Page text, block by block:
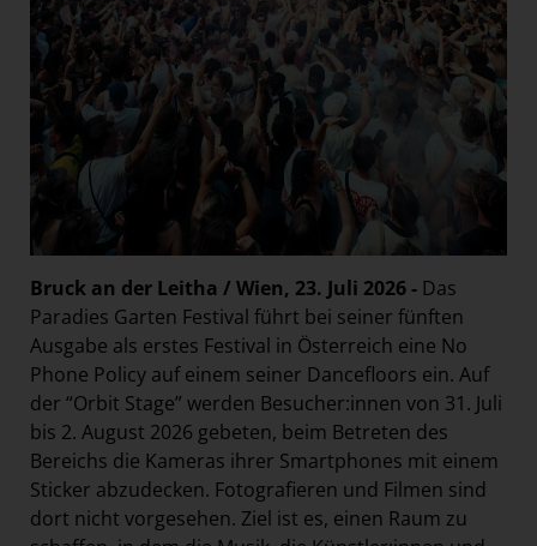
Paradies Garten
Raisin
section.d
Swiss Life Select
The Companion
The Hoxton
Unibail-Rodamco-Westfield
Vöslauer
NMK
MEDIA
KONTAKT
Bruck an der Leitha / Wien, 23. Juli 2026 - Das
Paradies Garten Festival führt bei seiner fünften
Ausgabe als erstes Festival in Österreich eine No
Phone Policy auf einem seiner Dancefloors ein. Auf
der “Orbit Stage” werden Besucher:innen von 31. Juli
bis 2. August 2026 gebeten, beim Betreten des
Bereichs die Kameras ihrer Smartphones mit einem
Sticker abzudecken. Fotografieren und Filmen sind
dort nicht vorgesehen. Ziel ist es, einen Raum zu